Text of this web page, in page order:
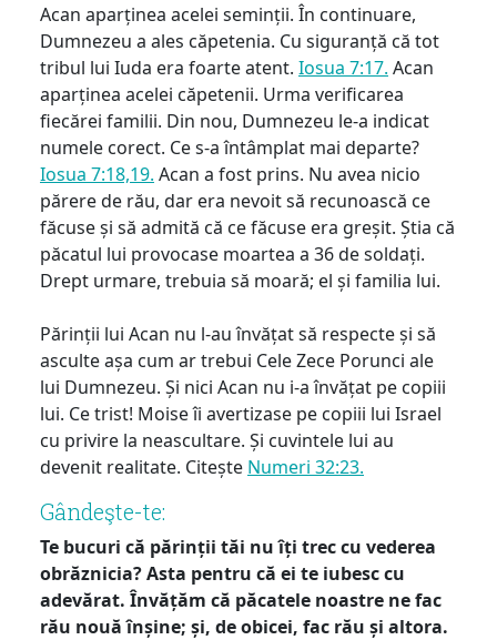
Acan aparținea acelei seminții. În continuare,
Dumnezeu a ales căpetenia. Cu siguranță că tot
tribul lui Iuda era foarte atent. Iosua 7:17. Acan
aparținea acelei căpetenii. Urma verificarea
fiecărei familii. Din nou, Dumnezeu le-a indicat
numele corect. Ce s-a întâmplat mai departe?
Iosua 7:18,19. Acan a fost prins. Nu avea nicio
părere de rău, dar era nevoit să recunoască ce
făcuse și să admită că ce făcuse era greșit. Știa că
păcatul lui provocase moartea a 36 de soldați.
Drept urmare, trebuia să moară; el și familia lui.
Părinții lui Acan nu l-au învățat să respecte și să
asculte așa cum ar trebui Cele Zece Porunci ale
lui Dumnezeu. Și nici Acan nu i-a învățat pe copiii
lui. Ce trist! Moise îi avertizase pe copiii lui Israel
cu privire la neascultare. Și cuvintele lui au
devenit realitate. Citește Numeri 32:23.
Gândeşte-te:
Te bucuri că părinții tăi nu îți trec cu vederea
obrăznicia? Asta pentru că ei te iubesc cu
adevărat. Învățăm că păcatele noastre ne fac
rău nouă înșine; și, de obicei, fac rău și altora.